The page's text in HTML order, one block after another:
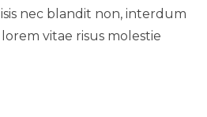
nec blandit non, interdum
vitae risus molestie